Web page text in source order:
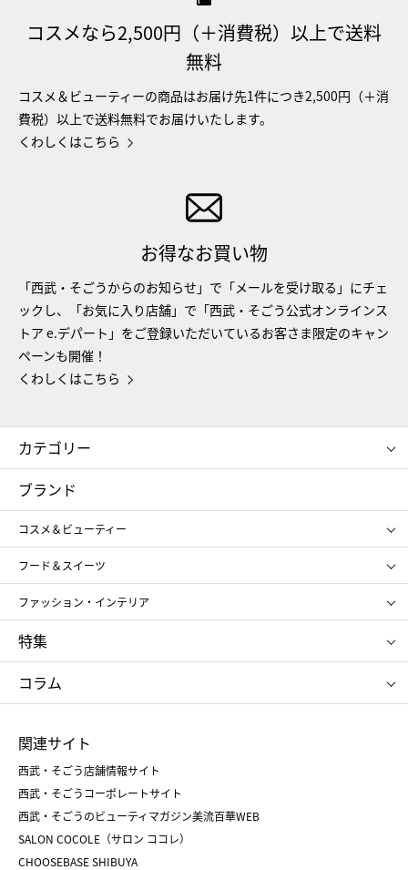
コスメなら2,500円（＋消費税）以上で送料
無料
コスメ＆ビューティーの商品はお届け先1件につき2,500円（＋消
費税）以上で送料無料でお届けいたします。
くわしくはこちら
お得なお買い物
「西武・そごうからのお知らせ」で「メールを受け取る」にチェ
ックし、「お気に入り店舗」で「西武・そごう公式オンラインス
トア e.デパート」をご登録いただいているお客さま限定のキャン
ペーンも開催！
くわしくはこちら
カテゴリー
コスメ＆ビューティー
ギフト
レディース
メンズ
スポーツ・アウトドア
お中元
お歳暮
ブランド
コスメ＆ビューティー
SHISEIDO
ポール&ジョー ボーテ
ジルスチュアート
NARS
RMK
クリニーク
SK-Ⅱ
フード＆スイーツ
アンリ・シャルパンティエ
ゴディバ
新宿高野
たねや
ねんりん家
ファッション・インテリア
ポロ ラルフ ローレン
タケオ キクチ
ママ＆キッズ
シュタイフ
特集
お中元
ひな人形
五月人形
父の日
クリスマスケーキ
ホワイトデー
コラム
菓子折り
和菓子
人気のギフト
バレンタイン
ホワイトデー
おせち
関連サイト
西武・そごう店舗情報サイト
西武・そごうコーポレートサイト
西武・そごうのビューティマガジン美流百華WEB
SALON COCOLE（サロン ココレ）
CHOOSEBASE SHIBUYA